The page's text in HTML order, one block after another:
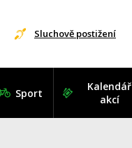
Sluchově postižení
Sport
Kalendář
akcí